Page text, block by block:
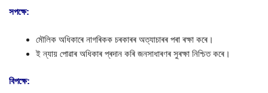
সপক্ষে:
মৌলিক অধিকাৰে নাগৰিকক চৰকাৰৰ অত্যাচাৰৰ পৰা ৰক্ষা কৰে।
ই ন্যায় পোৱাৰ অধিকাৰ প্ৰদান কৰি জনসাধাৰণৰ সুৰক্ষা নিশ্চিত কৰে।
বিপক্ষে: